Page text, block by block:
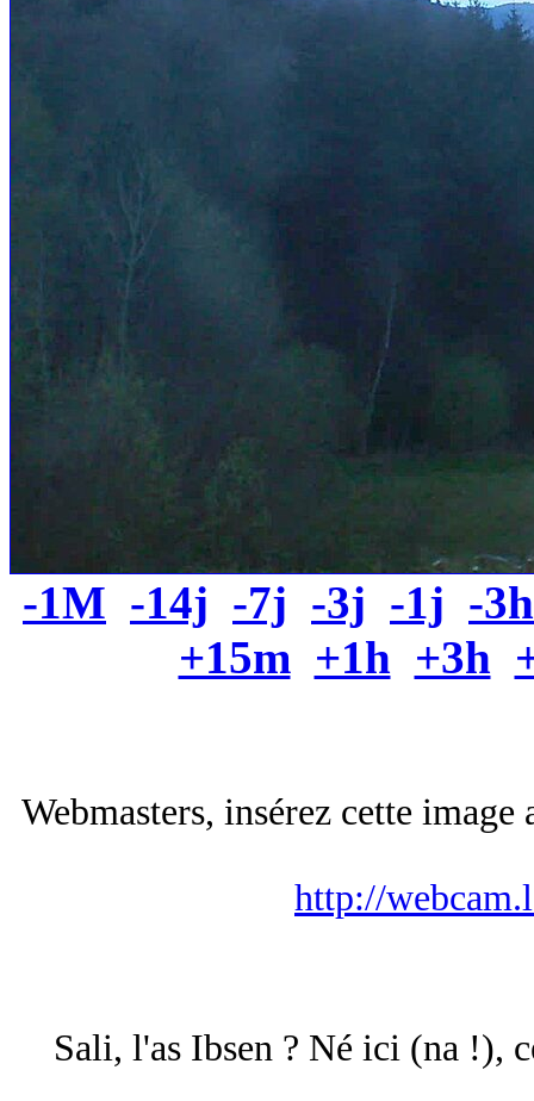
-1M -14j -7j -3j -1j -3h
+15m +1h +3h
Webmasters, insérez cette
http://
Sali, l'as Ibsen ? Né ici (na !),